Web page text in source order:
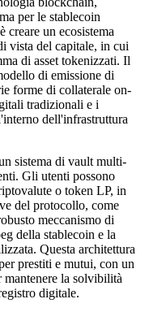
per le stablecoin
un ecosistema
vista del capitale, in cui
di asset tokenizzati. Il
di emissione di
forme di collaterale on-
tradizionali e i
dell'infrastruttura
sistema di vault multi-
Gli utenti possono
o token LP, in
del protocollo, come
meccanismo di
della stablecoin e la
Questa architettura
prestiti e mutui, con un
mantenere la solvibilità
digitale.